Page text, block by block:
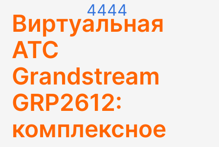
4444
Виртуальная
АТС
Grandstream
GRP2612:
комплексное